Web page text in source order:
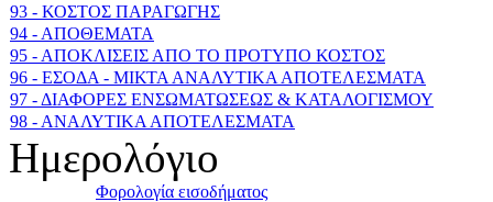
93 - ΚΟΣΤΟΣ ΠΑΡΑΓΩΓΗΣ
94 - ΑΠΟΘΕΜΑΤΑ
95 - ΑΠΟΚΛΙΣΕΙΣ ΑΠΟ ΤΟ ΠΡΟΤΥΠΟ ΚΟΣΤΟΣ
96 - ΕΣΟΔΑ - ΜΙΚΤΑ ΑΝΑΛΥΤΙΚΑ ΑΠΟΤΕΛΕΣΜΑΤΑ
97 - ΔΙΑΦΟΡΕΣ ΕΝΣΩΜΑΤΩΣΕΩΣ & ΚΑΤΑΛΟΓΙΣΜΟΥ
98 - ΑΝΑΛΥΤΙΚΑ ΑΠΟΤΕΛΕΣΜΑΤΑ
Ημερολόγιο
Φορολογία εισοδήματος